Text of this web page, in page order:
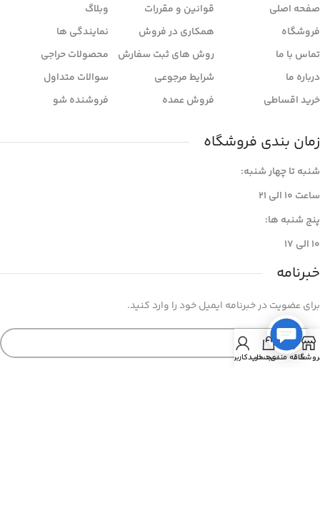
صفحه اصلی
فروشگاه
تماس با ما
درباره ما
خرید اقساطی
قوانین و مقررات
همکاری در فروش
روش های ثبت سفارش
شرایط مرجوعی
فروش عمده
وبلاگ
نمایندگی ها
محصولات حراجی
سوالات متداول
فروشنده شو
زمان بندی فروشگاه
شنبه تا چهار شنبه:
ساعت ۱۰ الی ۲۱
پنج شنبه ها:
۱۰ الی ۱۷
خبرنامه
برای عضویت در خبرنامه ایمیل خود را وارد کنید.
علاقه مندیسبد خرید
حساب کاربری من